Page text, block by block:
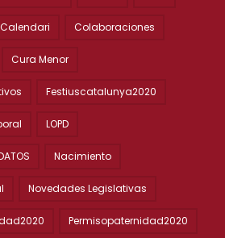
Calendari Colaboraciones
Cura Menor
Festiuscatalunya2020
LOPD
Nacimiento
Novedades Legislativas
Permisopaternidad2020